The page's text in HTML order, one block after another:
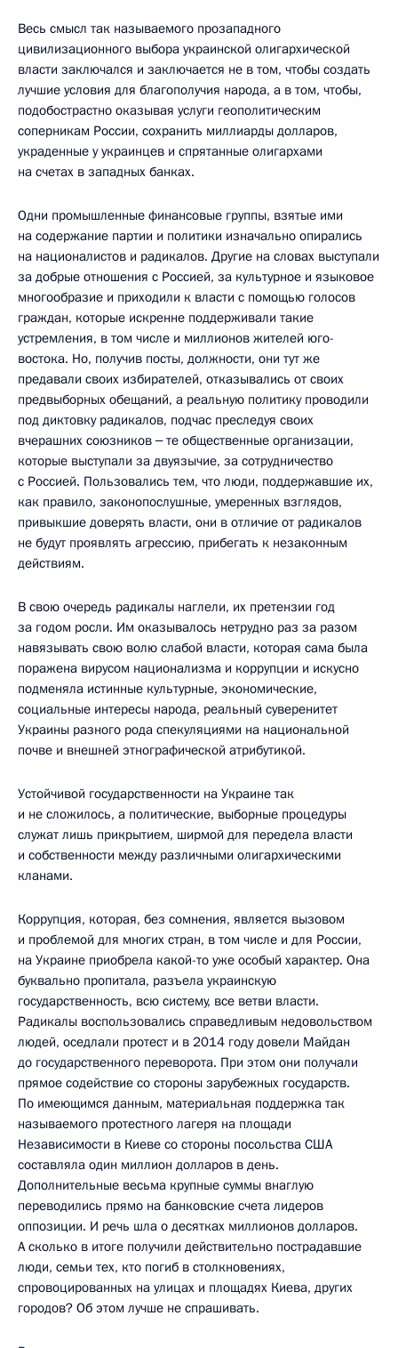
Весь смысл так называемого прозападного
цивилизационного выбора украинской олигархической
власти заключался и заключается не в том, чтобы создать
лучшие условия для благополучия народа, а в том, чтобы,
подобострастно оказывая услуги геополитическим
соперникам России, сохранить миллиарды долларов,
украденные у украинцев и спрятанные олигархами
на счетах в западных банках.
Одни промышленные финансовые группы, взятые ими
на содержание партии и политики изначально опирались
на националистов и радикалов. Другие на словах выступали
за добрые отношения с Россией, за культурное и языковое
многообразие и приходили к власти с помощью голосов
граждан, которые искренне поддерживали такие
устремления, в том числе и миллионов жителей юго-
востока. Но, получив посты, должности, они тут же
предавали своих избирателей, отказывались от своих
предвыборных обещаний, а реальную политику проводили
под диктовку радикалов, подчас преследуя своих
вчерашних союзников ‒ те общественные организации,
которые выступали за двуязычие, за сотрудничество
с Россией. Пользовались тем, что люди, поддержавшие их,
как правило, законопослушные, умеренных взглядов,
привыкшие доверять власти, они в отличие от радикалов
не будут проявлять агрессию, прибегать к незаконным
действиям.
В свою очередь радикалы наглели, их претензии год
за годом росли. Им оказывалось нетрудно раз за разом
навязывать свою волю слабой власти, которая сама была
поражена вирусом национализма и коррупции и искусно
подменяла истинные культурные, экономические,
социальные интересы народа, реальный суверенитет
Украины разного рода спекуляциями на национальной
почве и внешней этнографической атрибутикой.
Устойчивой государственности на Украине так
и не сложилось, а политические, выборные процедуры
служат лишь прикрытием, ширмой для передела власти
и собственности между различными олигархическими
кланами.
Коррупция, которая, без сомнения, является вызовом
и проблемой для многих стран, в том числе и для России,
на Украине приобрела какой-то уже особый характер. Она
буквально пропитала, разъела украинскую
государственность, всю систему, все ветви власти.
Радикалы воспользовались справедливым недовольством
людей, оседлали протест и в 2014 году довели Майдан
до государственного переворота. При этом они получали
прямое содействие со стороны зарубежных государств.
По имеющимся данным, материальная поддержка так
называемого протестного лагеря на площади
Независимости в Киеве со стороны посольства США
составляла один миллион долларов в день.
Дополнительные весьма крупные суммы внаглую
переводились прямо на банковские счета лидеров
оппозиции. И речь шла о десятках миллионов долларов.
А сколько в итоге получили действительно пострадавшие
люди, семьи тех, кто погиб в столкновениях,
спровоцированных на улицах и площадях Киева, других
городов? Об этом лучше не спрашивать.